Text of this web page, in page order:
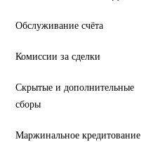
Обслуживание счёта
Комиссии за сделки
Скрытые и дополнительные
сборы
Маржинальное кредитование